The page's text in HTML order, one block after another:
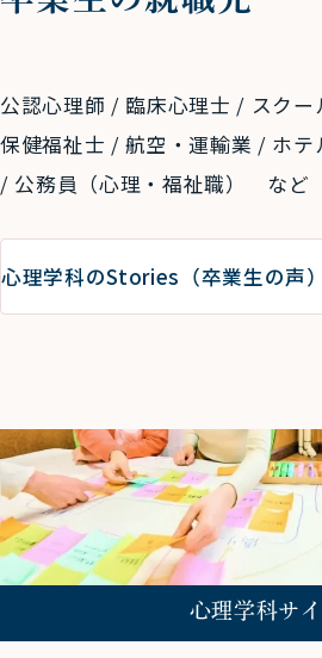
公認心理師 / 臨床心理士 / スク
保健福祉士 / 航空・運輸業 / ホテ
/ 公務員（心理・福祉職） など
心理学科のStories（卒業生の声
心理学科サ